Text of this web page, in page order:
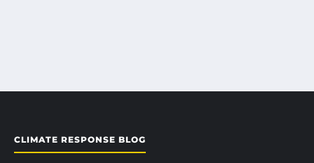
CLIMATE RESPONSE BLOG